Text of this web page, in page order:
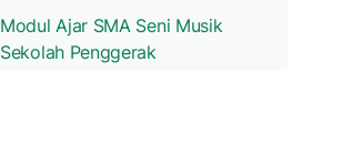
Modul Ajar SMA Seni Musik
Sekolah Penggerak